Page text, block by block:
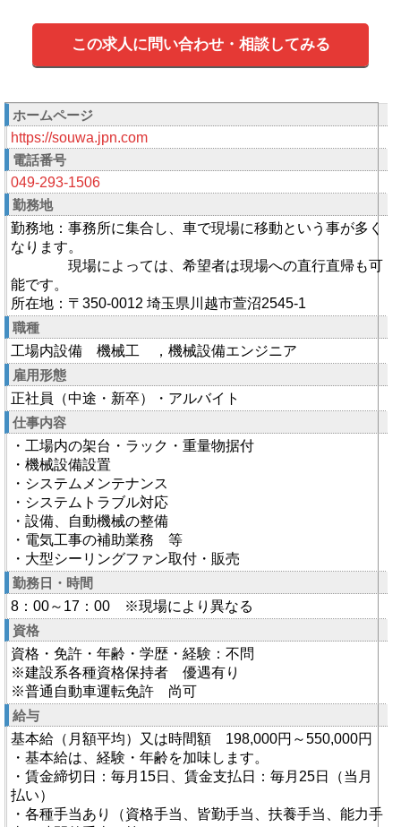
この求人に問い合わせ・相談してみる
ホームページ
https://souwa.jpn.com
電話番号
049-293-1506
勤務地
勤務地：事務所に集合し、車で現場に移動という事が多く
なります。
現場によっては、希望者は現場への直行直帰も可
能です。
所在地：〒350-0012 埼玉県川越市萱沼2545-1
職種
工場内設備 機械工 ，機械設備エンジニア
雇用形態
正社員（中途・新卒）・アルバイト
仕事内容
・工場内の架台・ラック・重量物据付
・機械設備設置
・システムメンテナンス
・システムトラブル対応
・設備、自動機械の整備
・電気工事の補助業務 等
・大型シーリングファン取付・販売
勤務日・時間
8：00～17：00 ※現場により異なる
資格
資格・免許・年齢・学歴・経験：不問
※建設系各種資格保持者 優遇有り
※普通自動車運転免許 尚可
給与
基本給（月額平均）又は時間額 198,000円～550,000円
・基本給は、経験・年齢を加味します。
・賃金締切日：毎月15日、賃金支払日：毎月25日（当月
払い）
・各種手当あり（資格手当、皆勤手当、扶養手当、能力手